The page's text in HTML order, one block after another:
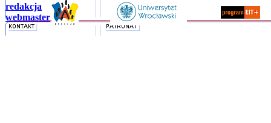
redakcja
webmaster